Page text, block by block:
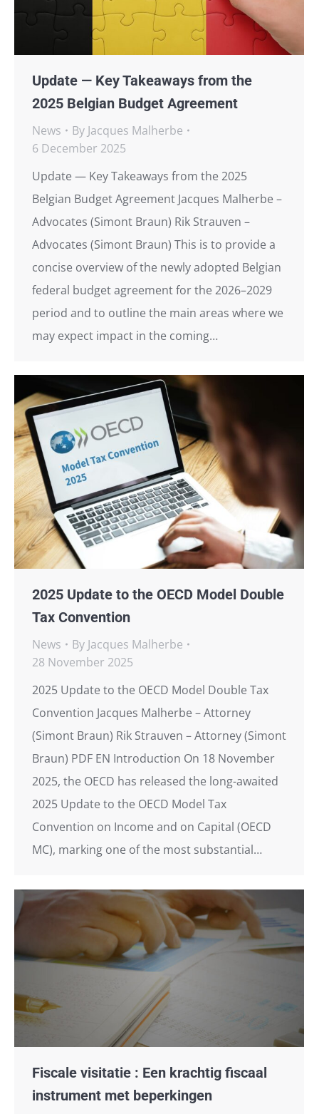
Update — Key Takeaways from the
2025 Belgian Budget Agreement
News By Jacques Malherbe
6 December 2025
Update — Key Takeaways from the 2025
Belgian Budget Agreement Jacques Malherbe –
Advocates (Simont Braun) Rik Strauven –
Advocates (Simont Braun) This is to provide a
concise overview of the newly adopted Belgian
federal budget agreement for the 2026–2029
period and to outline the main areas where we
may expect impact in the coming…
2025 Update to the OECD Model Double
Tax Convention
News By Jacques Malherbe
28 November 2025
2025 Update to the OECD Model Double Tax
Convention Jacques Malherbe – Attorney
(Simont Braun) Rik Strauven – Attorney (Simont
Braun) PDF EN Introduction On 18 November
2025, the OECD has released the long-awaited
2025 Update to the OECD Model Tax
Convention on Income and on Capital (OECD
MC), marking one of the most substantial…
Fiscale visitatie : Een krachtig fiscaal
instrument met beperkingen